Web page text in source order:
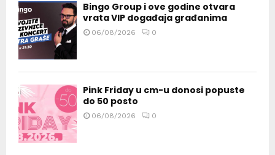
Bingo Group i ove godine otvara
vrata VIP događaja građanima
06/08/2026 0
Pink Friday u cm-u donosi popuste
do 50 posto
06/08/2026 0